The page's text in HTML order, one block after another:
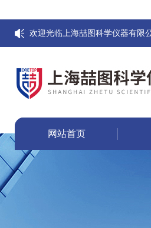
欢迎光临上海喆图科学仪器有限
网站首页